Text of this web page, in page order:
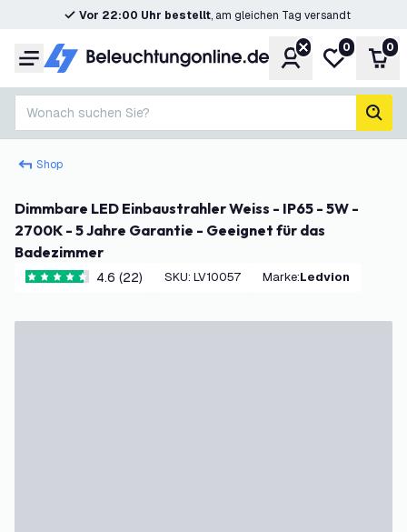
Vor 22:00 Uhr bestellt, am gleichen Tag versandt
Menü KontoMeine
0 0
Wonach suchen Sie?
Shop
Dimmbare LED Einbaustrahler Weiss - IP65 - 5W -
2700K - 5 Jahre Garantie - Geeignet für das
Badezimmer
4.6 Bewertungssterne
4.6 (22) SKU: LV10057 Marke: Ledvion